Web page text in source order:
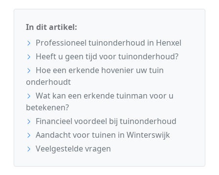
In dit artikel:
Professioneel tuinonderhoud in Henxel
Heeft u geen tijd voor tuinonderhoud?
Hoe een erkende hovenier uw tuin
onderhoudt
Wat kan een erkende tuinman voor u
betekenen?
Financieel voordeel bij tuinonderhoud
Aandacht voor tuinen in Winterswijk
Veelgestelde vragen